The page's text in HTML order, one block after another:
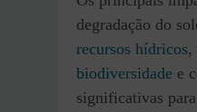
degradação do
recursos hídricos,
biodiversidade e
significativas